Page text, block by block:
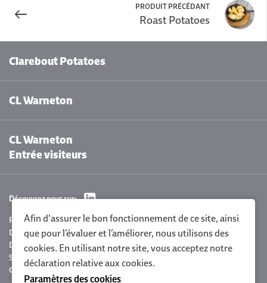
PRODUIT PRÉCÉDANT
Roast Potatoes
Clarebout Potatoes
CL Warneton
CL Warneton
Entrée visiteurs
Découvrez nous sur:
Paramètres des cookies
Déclaration de confidentialité Clarebout
Déclaration de la politique
Sitemap
Conditions générales
Afin d'assurer le bon fonctionnement de ce site, ainsi
que pour l’évaluer et l’améliorer, nous utilisons des
cookies. En utilisant notre site, vous acceptez notre
déclaration relative aux cookies.
Paramètres des cookies